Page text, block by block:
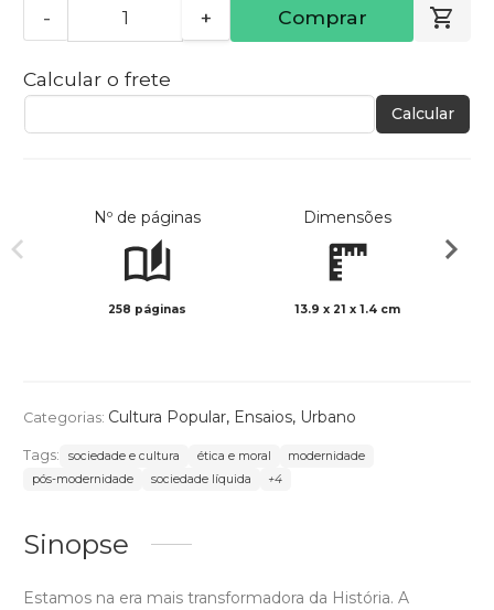
- + Comprar
Calcular o frete
Calcular
Nº de páginas
258 páginas
Dimensões
13.9 x 21 x 1.4 cm
Categorias: Cultura Popular, Ensaios, Urbano
Tags: sociedade e cultura ética e moral
modernidade
pós-modernidade
sociedade líquida +4
Sinopse
Estamos na era mais transformadora da História. A